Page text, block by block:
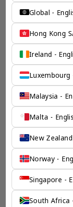
Global -
Hong Kong
Ireland -
Luxembourg
Malaysia -
Malta -
New
Norway -
Singapore -
South Africa